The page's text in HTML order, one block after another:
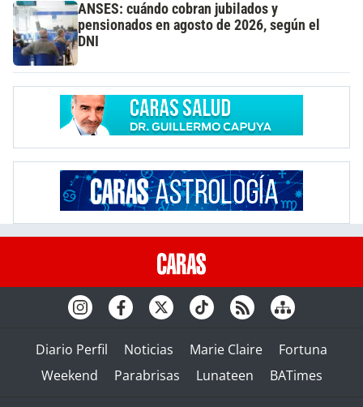
ANSES: cuándo cobran jubilados y
pensionados en agosto de 2026, según el
DNI
Diario Perfil Noticias Marie Claire
Fortuna
Weekend
Parabrisas Lunateen BATimes